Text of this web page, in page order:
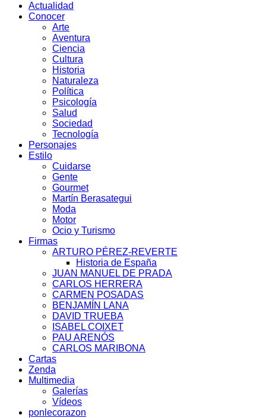
Actualidad
Conocer
Arte
Aventura
Ciencia
Cultura
Historia
Naturaleza
Política
Psicología
Salud
Sociedad
Tecnología
Personajes
Estilo
Cuidarse
Gente
Gourmet
Martín Berasategui
Moda
Motor
Ocio y Turismo
Firmas
ARTURO PÉREZ-REVERTE
Historia de España
JUAN MANUEL DE PRADA
CARLOS HERRERA
CARMEN POSADAS
BENJAMÍN LANA
DAVID TRUEBA
ISABEL COIXET
PAU ARENÓS
CARLOS MARIBONA
Cartas
Zenda
Multimedia
Galerías
Vídeos
ponlecorazon